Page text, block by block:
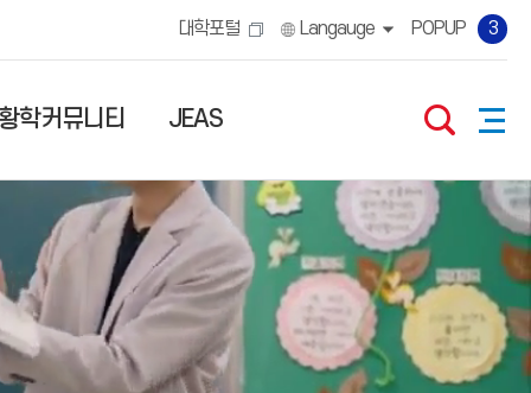
대학포털 Langauge POPUP 3
황학커뮤니티 JEAS